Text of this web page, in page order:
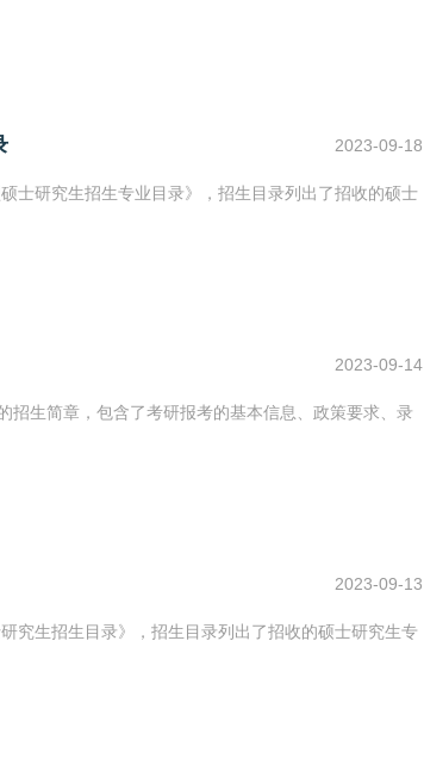
2023-09-18
士研究生招生专业目录》，招生目录列出了招收的硕士
2023-09-14
生简章，包含了考研报考的基本信息、政策要求、录
2023-09-13
究生招生目录》，招生目录列出了招收的硕士研究生专